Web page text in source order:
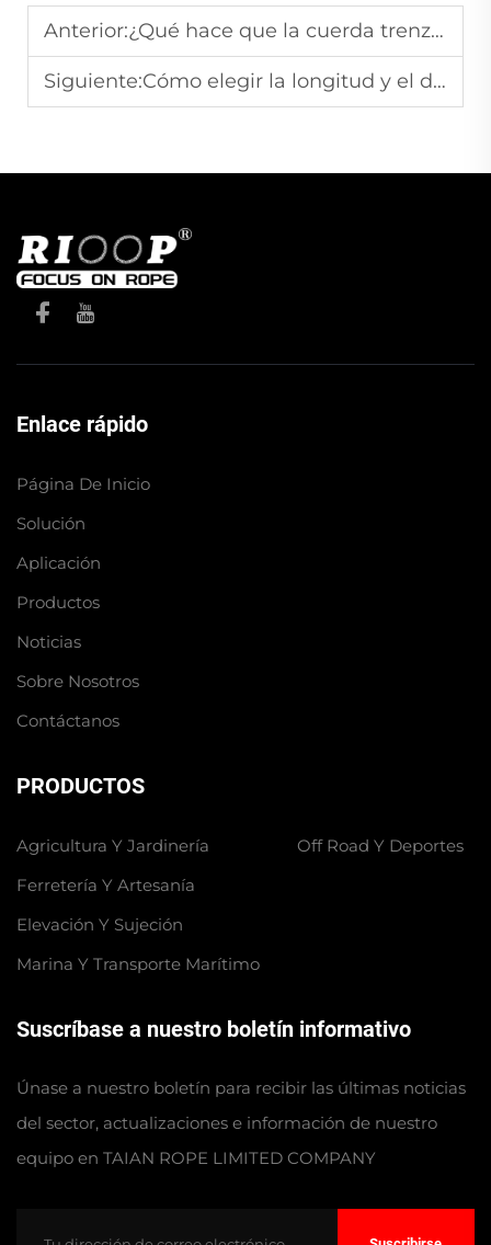
Anterior:¿Qué hace que la cuerda trenzada sea tan resistente? La ciencia del entrelazado
Siguiente:Cómo elegir la longitud y el diámetro adecuados para sus amarras de muelle
Enlace rápido
Página De Inicio
Solución
Aplicación
Productos
Noticias
Sobre Nosotros
Contáctanos
PRODUCTOS
Agricultura Y Jardinería
Ferretería Y Artesanía
Elevación Y Sujeción
Marina Y Transporte Marítimo
Off Road Y Deportes
Suscríbase a nuestro boletín informativo
Únase a nuestro boletín para recibir las últimas noticias
del sector, actualizaciones e información de nuestro
equipo en TAIAN ROPE LIMITED COMPANY